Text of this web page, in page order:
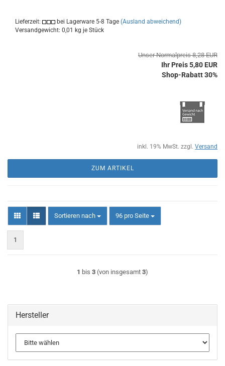
Lieferzeit: bei Lagerware 5-8 Tage (Ausland abweichend)
Versandgewicht: 0,01 kg je Stück
Unser Normalpreis 8,28 EUR
Ihr Preis 5,80 EUR
Shop-Rabatt 30%
inkl. 19% MwSt. zzgl. Versand
ZUM ARTIKEL
Sortieren nach
Sortieren nach 96 pro Seite
pro Seite
1
1 bis 3 (von insgesamt 3)
Hersteller